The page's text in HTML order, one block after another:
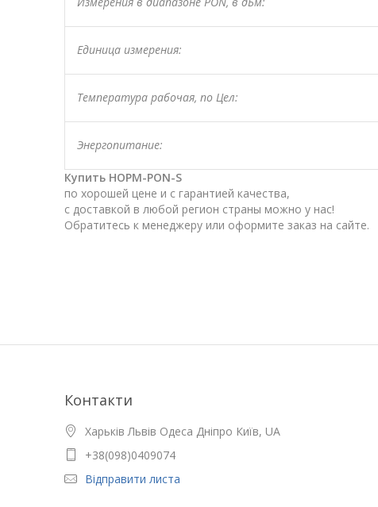
Единица измерения:
Температура рабочая, по Цел:
Энергопитание:
Купить HOPM-PON-S
по хорошей цене и с гарантией качества,
с доставкой в любой регион страны можно у нас!
Обратитесь к менеджеру или оформите заказ на сайте.
Контакти
Харьків Львів Одеса Дніпро Київ, UA
+38(098)0409074
Відправити листа